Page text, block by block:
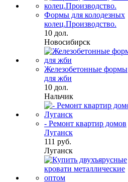
Формы для колодезных
колец.Производство.
10 дол.
Новосибирск
Железобетонные формы
для жби
10 дол.
Нальчик
- Ремонт квартир домов
Луганск
111 руб.
Луганск